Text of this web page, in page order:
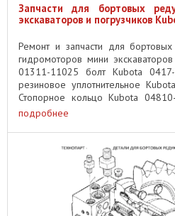
Запчасти для бортовых
экскаваторов и погрузчиков
Ремонт и запчасти для
гидромоторов мини
01311-11025 болт Kubota
резиновое уплотнительное
Стопорное кольцо Kubota
резиновое уплотнительное Kubota ...
подробнее